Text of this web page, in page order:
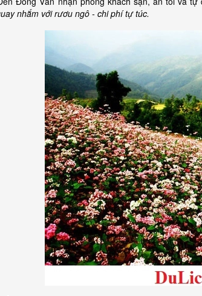
nhắm với rươu ngô - chi phí tự túc.